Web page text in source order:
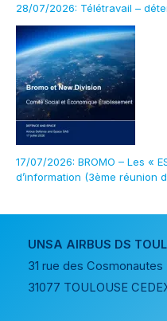
28/07/2026: Télétravail –
17/07/2026: BROMO – Les «
d’information (3ème réunion
UNSA AIRBUS DS
31 rue des Cosmonautes
31077 TOULOUSE